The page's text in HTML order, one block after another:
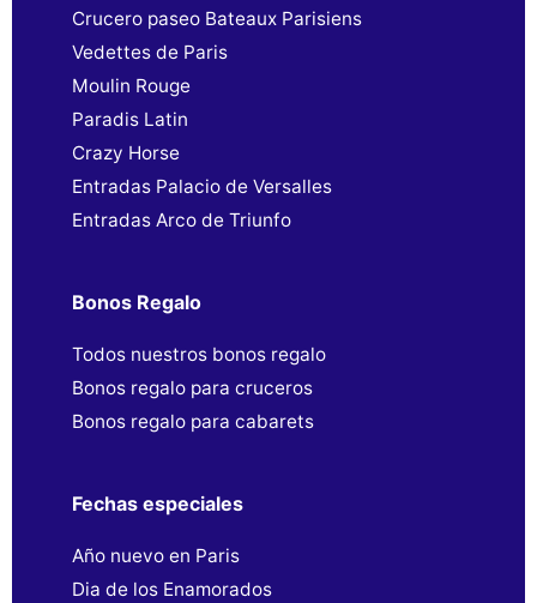
Crucero paseo Bateaux Parisiens
Vedettes de Paris
Moulin Rouge
Paradis Latin
Crazy Horse
Entradas Palacio de Versalles
Entradas Arco de Triunfo
Bonos Regalo
Todos nuestros bonos regalo
Bonos regalo para cruceros
Bonos regalo para cabarets
Fechas especiales
Año nuevo en Paris
Dia de los Enamorados